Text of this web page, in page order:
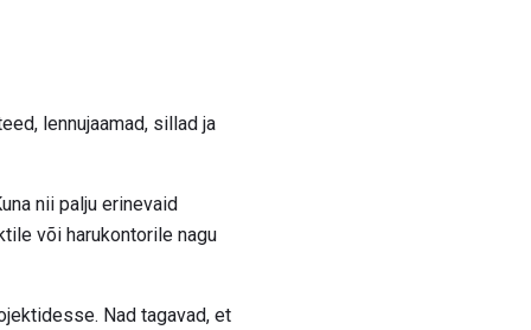
lennujaamad, sillad ja
nii palju erinevaid
või harukontorile nagu
Nad tagavad, et